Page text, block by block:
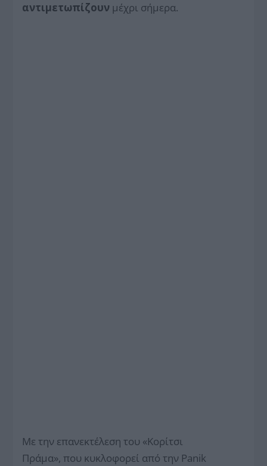
αντιμετωπίζουν μέχρι σήμερα.
Με την επανεκτέλεση του «Κορίτσι
Πράμα», που κυκλοφορεί από την Panik